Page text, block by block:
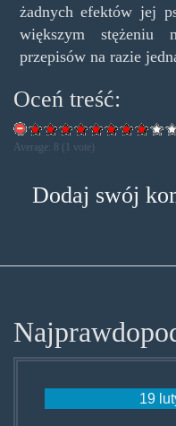
żadnych efektów jej
większym
przepisów na razie
Oceń treść:
Average: 8 ( vote)
Dodaj swój
19